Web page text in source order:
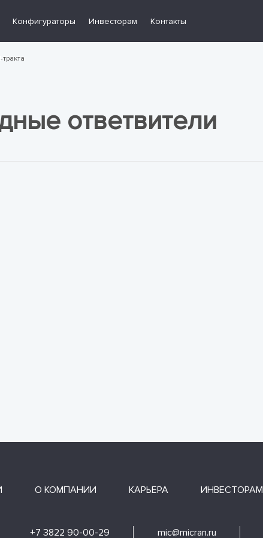
Конфигураторы Инвесторам Контакты
ответвители
О КОМПАНИИ КАРЬЕРА ИНВЕСТОРАМ
+7 3822 90-00-29 mic@micran.ru